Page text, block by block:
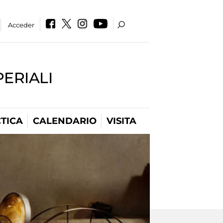
Acceder
CALENDARIO VISITA